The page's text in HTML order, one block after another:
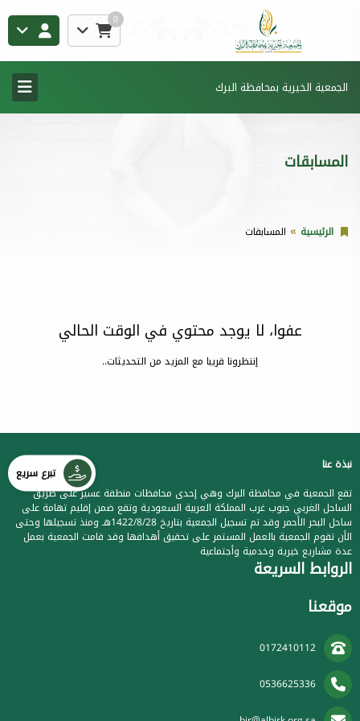
0
الجمعية الخيرية بمحافظة البرك
المسابقات
الرئيسية المسابقات
عفوا، لا يوجد محتوي في الوقت الحالي
إنتظرونا قريبا مع المزيد من التحديثات..
نبذة عنا
تقع الجمعية في محافظة البرك وهي إحدى محافظات منطقة عسير على طريق
الساحل الغربي جنوب غرب المملكة العربية السعودية وتقع ضمن إقليم تهامة على
ساحل البحر الأحمر وقد تم تسجيل الجمعية بتاريخ 1422/8/28هـ ومنذ تسجيلها وحتى
الأن تقوم الجمعية بالعمل المستمر على تحقيق أهدافها وقد قامت الجمعية بعمل
عدة مشاريع خيرية وخدمية وأجتماعية
الروابط السريعة
موقعنا
0172410112
0536625336
تبرع سريع